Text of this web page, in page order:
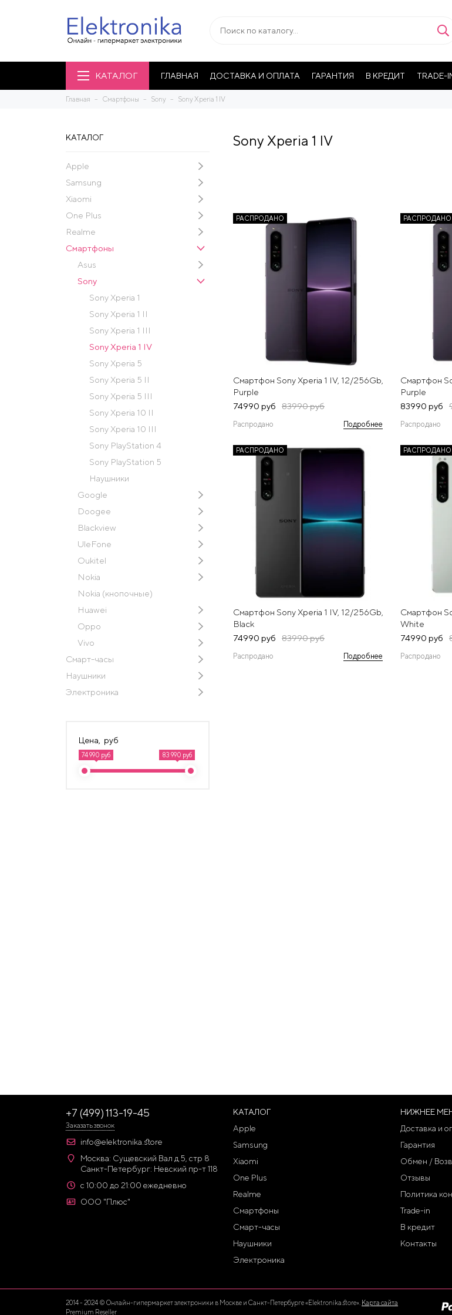
КАТАЛОГ ГЛАВНАЯ ДОСТАВКА И ОПЛАТА ГАРАНТИЯ В КРЕДИТ TRADE-
Главная Смартфоны Sony Sony Xperia 1 IV
КАТАЛОГ
Apple
Samsung
Xiaomi
One Plus
Realme
Смартфоны
Asus
Sony
Sony Xperia 1
Sony Xperia 1 II
Sony Xperia 1 III
Sony Xperia 1 IV
Sony Xperia 5
Sony Xperia 5 II
Sony Xperia 5 III
Sony Xperia 10 II
Sony Xperia 10 III
Sony PlayStation 4
Sony PlayStation 5
Наушники
Google
Doogee
Blackview
UleFone
Oukitel
Nokia
Nokia (кнопочные)
Huawei
Oppo
Vivo
Смарт-часы
Наушники
Электроника
Цена, руб
74 990 руб 83 990 руб
Sony Xperia 1 IV
РАСПРОДАНО
Смартфон Sony Xperia 1 IV, 12/256Gb,
Purple
74990 руб
83990 руб
Распродано Подробнее
РАСПРОДАНО
Смартфон
Purple
83990 руб
Распродано
РАСПРОДАНО
Смартфон Sony Xperia 1 IV, 12/256Gb,
Black
74990 руб
83990 руб
Распродано Подробнее
РАСПРОДАНО
Смартфон
White
74990 руб
Распродано
+7 (499) 113-19-45
Заказать звонок
info@elektronika.store
Москва: Сущевский Вал д 5, стр 8
Санкт-Петербург: Невский пр-т 118
с 10:00 до 21:00 ежедневно
ООО "Плюс"
КАТАЛОГ
Apple
Samsung
Xiaomi
One Plus
Realme
Смартфоны
Смарт-часы
Наушники
Электроника
НИЖНЕЕ
Доставка и
Гарантия
Обмен /
Отзывы
Политика
Trade-in
В кредит
Контакты
2014 - 2024 © Онлайн-гипермаркет электроники в Москве и Санкт-Петербурге «Elektronika.store». Карта сайта
Premium Reseller